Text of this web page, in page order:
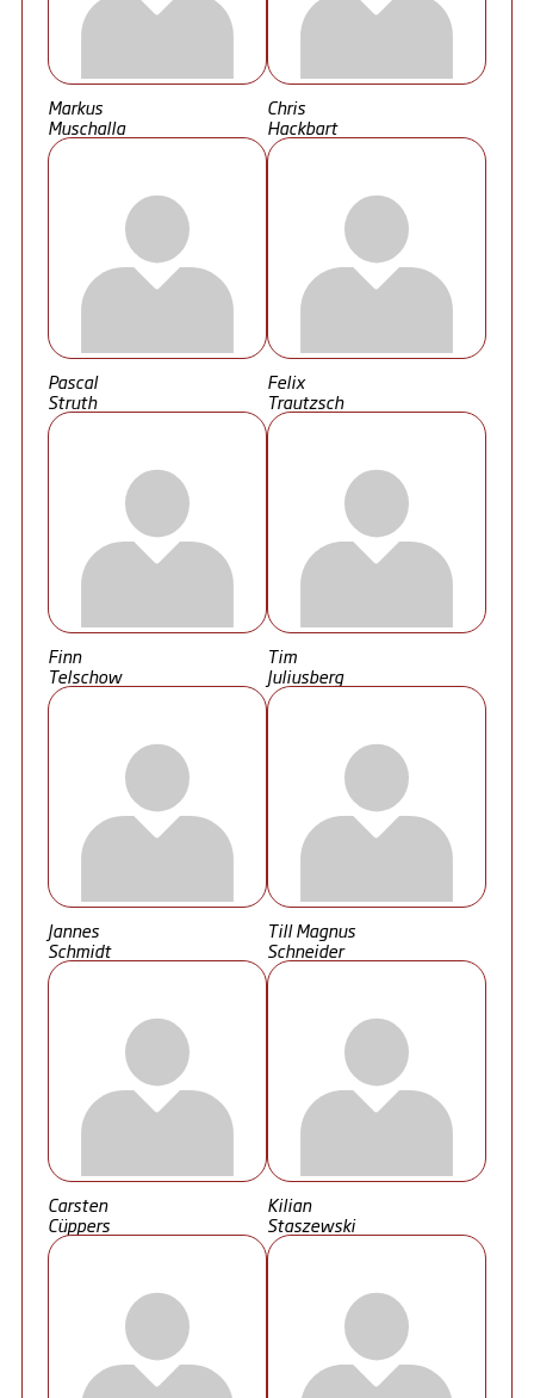
Markus
Muschalla
Chris
Hackbart
Pascal
Struth
Felix
Trautzsch
Finn
Telschow
Tim
Juliusberg
Jannes
Schmidt
Till Magnus
Schneider
Carsten
Cüppers
Kilian
Staszewski